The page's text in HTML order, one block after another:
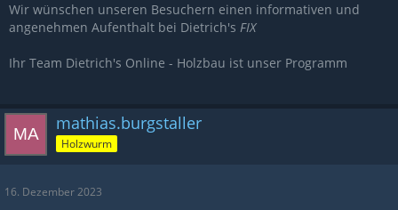
Wir wünschen unseren Besuchern einen informativen und
angenehmen Aufenthalt bei Dietrich's FIX
Ihr Team Dietrich's Online - Holzbau ist unser Programm
mathias.burgstaller
Holzwurm
16. Dezember 2023